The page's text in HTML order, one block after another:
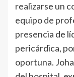
realizarse un
equipo de
presencia de
pericárdica,
oportuna.